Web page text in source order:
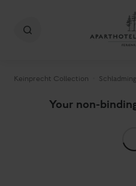
Keinprecht Collection
Your non-